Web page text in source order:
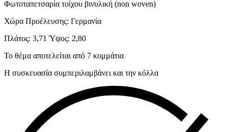
Φωτοταπετσαρία τοίχου βινυλική (non woven)
Χώρα Προέλευσης: Γερμανία
Πλάτος: 3,71 Ύψος: 2,80
Το θέμα αποτελείται από 7 κομμάτια
Η συσκευασία συμπεριλαμβάνει και την κόλλα